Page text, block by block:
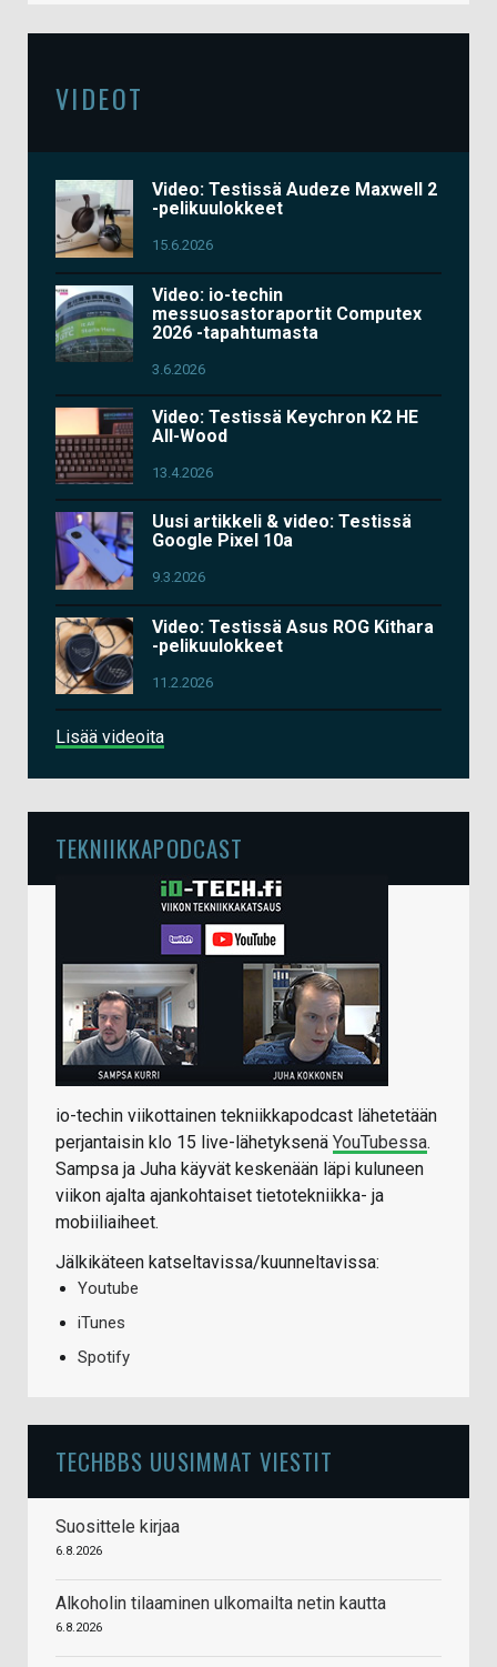
VIDEOT
Video: Testissä Audeze Maxwell 2
-pelikuulokkeet
15.6.2026
Video: io-techin
messuosastoraportit Computex
2026 -tapahtumasta
3.6.2026
Video: Testissä Keychron K2 HE
All-Wood
13.4.2026
Uusi artikkeli & video: Testissä
Google Pixel 10a
9.3.2026
Video: Testissä Asus ROG Kithara
-pelikuulokkeet
11.2.2026
Lisää videoita
TEKNIIKKAPODCAST
io-techin viikottainen tekniikkapodcast lähetetään
perjantaisin klo 15 live-lähetyksenä YouTubessa.
Sampsa ja Juha käyvät keskenään läpi kuluneen
viikon ajalta ajankohtaiset tietotekniikka- ja
mobiiliaiheet.
Jälkikäteen katseltavissa/kuunneltavissa:
Youtube
iTunes
Spotify
TECHBBS UUSIMMAT VIESTIT
Suosittele kirjaa
6.8.2026
Alkoholin tilaaminen ulkomailta netin kautta
6.8.2026